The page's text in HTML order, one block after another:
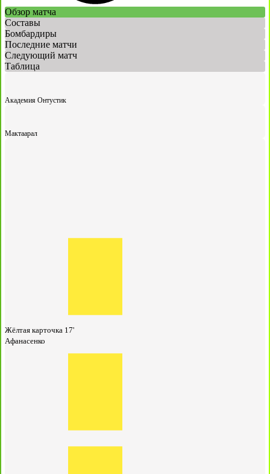
Обзор матча
Составы
Бомбардиры
Последние матчи
Следующий матч
Таблица
Академия Онтустик
Мактаарал
Жёлтая карточка 17'
Афанасенко